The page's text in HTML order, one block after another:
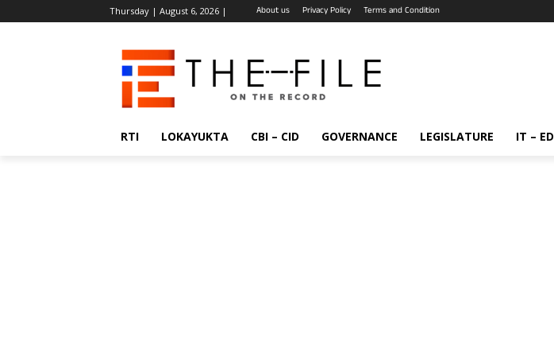
Thursday | August 6, 2026 | About us Privacy Policy Terms and Condition
RTI LOKAYUKTA CBI – CID GOVERNANCE LEGISLATURE IT – ED